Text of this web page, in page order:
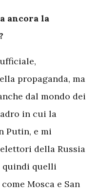
ancora la
propaganda, ma
dal mondo dei
in cui la
Putin, e mi
della Russia
quindi quelli
Mosca e San